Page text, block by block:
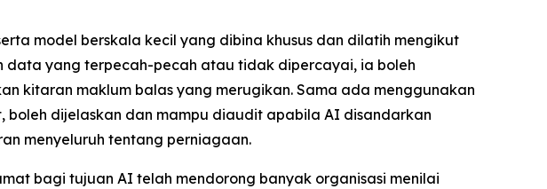
model berskala kecil yang dibina khusus dan dilatih mengikut
data yang terpecah-pecah atau tidak dipercayai, ia boleh
kitaran maklum balas yang merugikan. Sama ada menggunakan
boleh dijelaskan dan mampu diaudit apabila AI disandarkan
menyeluruh tentang perniagaan.
bagi tujuan AI telah mendorong banyak organisasi menilai